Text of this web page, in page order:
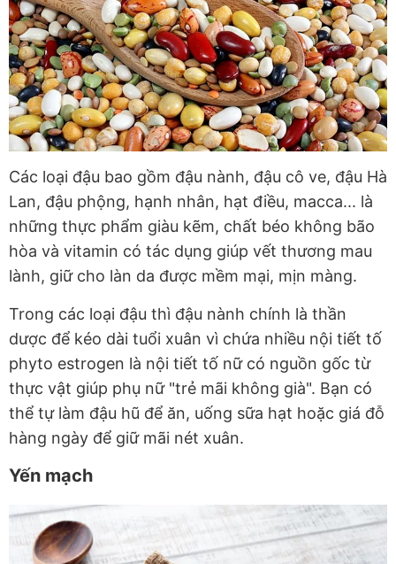
Các loại đậu bao gồm đậu nành, đậu cô ve, đậu Hà
Lan, đậu phộng, hạnh nhân, hạt điều, macca... là
những thực phẩm giàu kẽm, chất béo không bão
hòa và vitamin có tác dụng giúp vết thương mau
lành, giữ cho làn da được mềm mại, mịn màng.
Trong các loại đậu thì đậu nành chính là thần
dược để kéo dài tuổi xuân vì chứa nhiều nội tiết tố
phyto estrogen là nội tiết tố nữ có nguồn gốc từ
thực vật giúp phụ nữ "trẻ mãi không già". Bạn có
thể tự làm đậu hũ để ăn, uống sữa hạt hoặc giá đỗ
hàng ngày để giữ mãi nét xuân.
Yến mạch